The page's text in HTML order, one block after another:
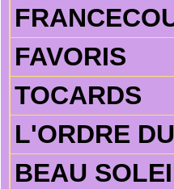
FAVORIS
TOCARDS
L'ORDRE
BEAU